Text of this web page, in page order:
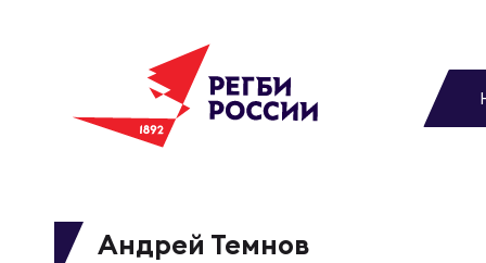
Новости
Матчи
Андрей Темнов